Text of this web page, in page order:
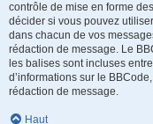
contrôle de mise en forme
décider si vous pouvez
dans chacun de vos
rédaction de message. Le
les balises sont incluses
d’informations sur le
rédaction de message.
Haut